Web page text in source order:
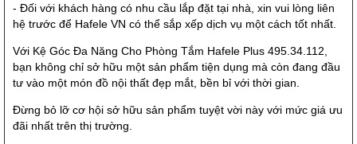
- Đối với khách hàng có nhu cầu lắp đặt tại nhà, xin vui lòng liên
hệ trước để Hafele VN có thể sắp xếp dịch vụ một cách tốt nhất.
Với Kệ Góc Đa Năng Cho Phòng Tắm Hafele Plus 495.34.112,
bạn không chỉ sở hữu một sản phẩm tiện dụng mà còn đang đầu
tư vào một món đồ nội thất đẹp mắt, bền bỉ với thời gian.
Đừng bỏ lỡ cơ hội sở hữu sản phẩm tuyệt vời này với mức giá ưu
đãi nhất trên thị trường.